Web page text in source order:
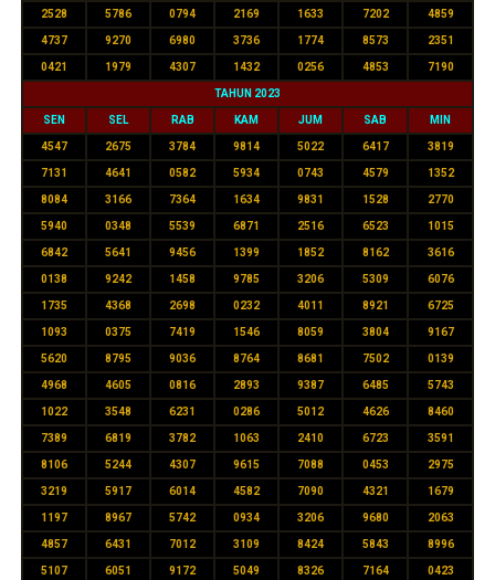
2528 5786 0794 2169 1633 7202 4859
4737 9270 6980 3736 1774 8573 2351
0421 1979 4307 1432 0256 4853 7190
TAHUN 2023
SEN SEL RAB KAM JUM SAB MIN
4547 2675 3784 9814 5022 6417 3819
7131 4641 0582 5934 0743 4579 1352
8084 3166 7364 1634 9831 1528 2770
5940 0348 5539 6871 2516 6523 1015
6842 5641 9456 1399 1852 8162 3616
0138 9242 1458 9785 3206 5309 6076
1735 4368 2698 0232 4011 8921 6725
1093 0375 7419 1546 8059 3804 9167
5620 8795 9036 8764 8681 7502 0139
4968 4605 0816 2893 9387 6485 5743
1022 3548 6231 0286 5012 4626 8460
7389 6819 3782 1063 2410 6723 3591
8106 5244 4307 9615 7088 0453 2975
3219 5917 6014 4582 7090 4321 1679
1197 8967 5742 0934 3206 9680 2063
4857 6431 7012 3109 8424 5843 8996
5107 6051 9172 5049 8326 7164 0423